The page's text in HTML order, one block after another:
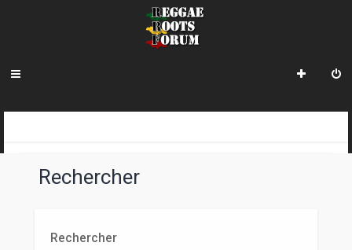
Rechercher
Rechercher